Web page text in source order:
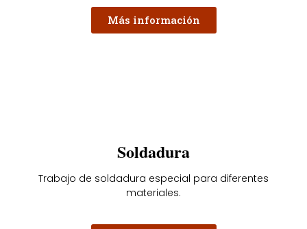
Más información
Soldadura
Trabajo de soldadura especial para diferentes
materiales.